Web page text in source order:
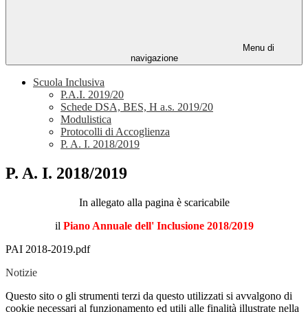
Menu di
navigazione
Scuola Inclusiva
P.A.I. 2019/20
Schede DSA, BES, H a.s. 2019/20
Modulistica
Protocolli di Accoglienza
P. A. I. 2018/2019
P. A. I. 2018/2019
In allegato alla pagina è scaricabile
il Piano Annuale dell' Inclusione 2018/2019
PAI 2018-2019.pdf
Notizie
Questo sito o gli strumenti terzi da questo utilizzati si avvalgono di
cookie necessari al funzionamento ed utili alle finalità illustrate nella